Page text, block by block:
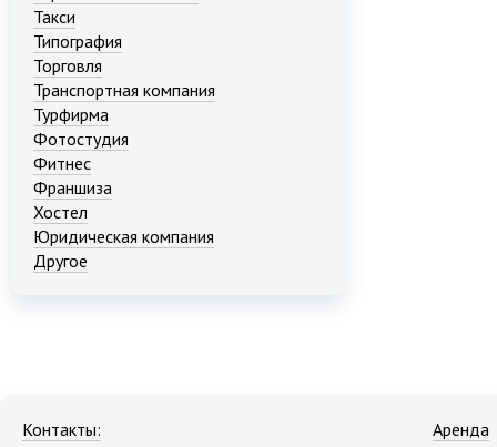
Такси
Типография
Торговля
Транспортная компания
Турфирма
Фотостудия
Фитнес
Франшиза
Хостел
Юридическая компания
Другое
Контакты:
Аренда